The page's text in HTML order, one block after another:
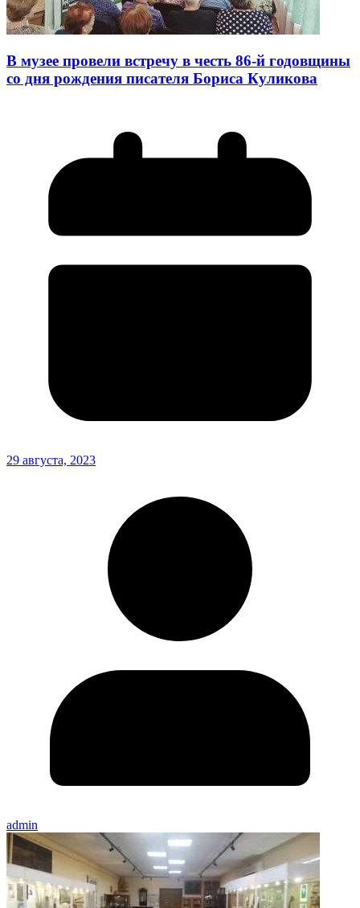
В музее провели встречу в честь 86-й годовщины
со дня рождения писателя Бориса Куликова
29 августа, 2023
admin